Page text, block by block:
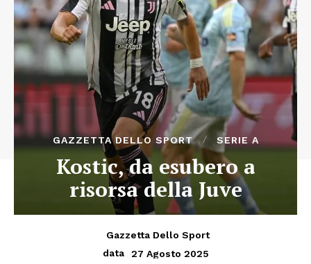
GAZZETTA DELLO SPORT SERIE A
Kostic, da esubero a
risorsa della Juve
Gazzetta Dello Sport
data
27 Agosto 2025